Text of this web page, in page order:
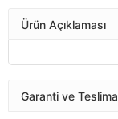
Ürün Açıklaması
Garanti ve